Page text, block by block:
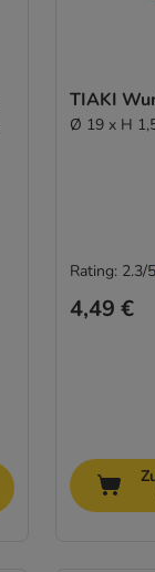
TIAKI
Ø 19 x H
4,49 €
Rating: 2.3/5